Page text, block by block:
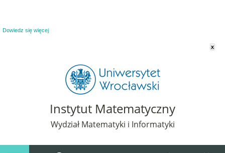
Dowiedz się więcej
x
Instytut Matematyczny
Wydział Matematyki i Informatyki